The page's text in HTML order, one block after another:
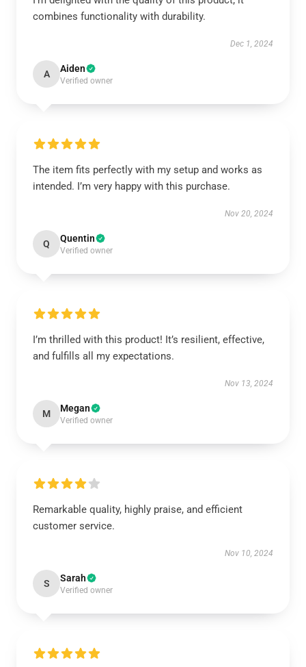
combines functionality with durability.
Dec 1, 2024
A Aiden
Verified owner
The item fits perfectly with my setup and works as
intended. I’m very happy with this purchase.
Nov 20, 2024
Q Quentin
Verified owner
I’m thrilled with this product! It’s resilient, effective,
and fulfills all my expectations.
Nov 13, 2024
M Megan
Verified owner
Remarkable quality, highly praise, and efficient
customer service.
Nov 10, 2024
S Sarah
Verified owner